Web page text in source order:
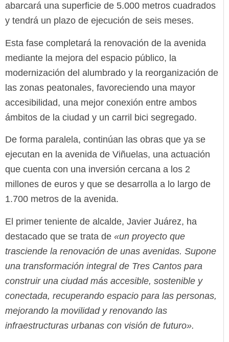
abarcará una superficie de 5.000 metros cuadrados
y tendrá un plazo de ejecución de seis meses.
Esta fase completará la renovación de la avenida
mediante la mejora del espacio público, la
modernización del alumbrado y la reorganización de
las zonas peatonales, favoreciendo una mayor
accesibilidad, una mejor conexión entre ambos
ámbitos de la ciudad y un carril bici segregado.
De forma paralela, continúan las obras que ya se
ejecutan en la avenida de Viñuelas, una actuación
que cuenta con una inversión cercana a los 2
millones de euros y que se desarrolla a lo largo de
1.700 metros de la avenida.
El primer teniente de alcalde, Javier Juárez, ha
destacado que se trata de «un proyecto que
trasciende la renovación de unas avenidas. Supone
una transformación integral de Tres Cantos para
construir una ciudad más accesible, sostenible y
conectada, recuperando espacio para las personas,
mejorando la movilidad y renovando las
infraestructuras urbanas con visión de futuro».